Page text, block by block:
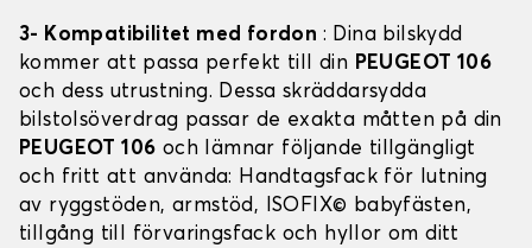
3- Kompatibilitet med fordon : Dina bilskydd
kommer att passa perfekt till din PEUGEOT 106
och dess utrustning. Dessa skräddarsydda
bilstolsöverdrag passar de exakta måtten på din
PEUGEOT 106 och lämnar följande tillgängligt
och fritt att använda: Handtagsfack för lutning
av ryggstöden, armstöd, ISOFIX© babyfästen,
tillgång till förvaringsfack och hyllor om ditt